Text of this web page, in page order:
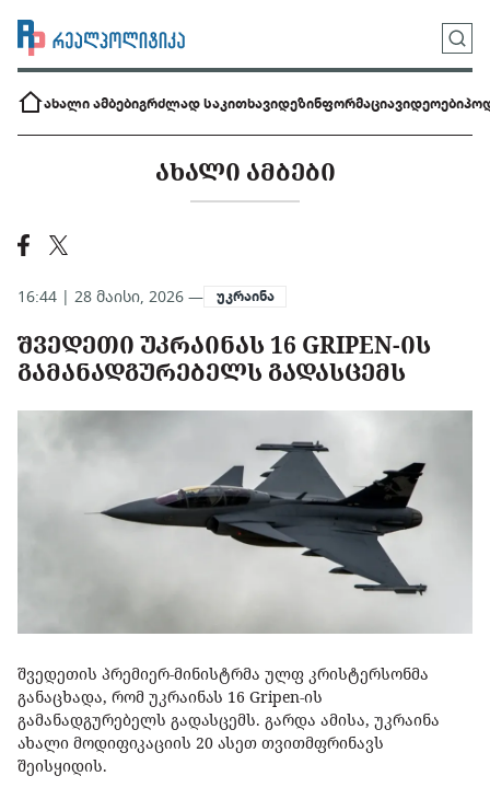
ახალი ამბებიგრძლად საკითხავიდეზინფორმაციავიდეოები
ᲐᲮᲐᲚᲘ ᲐᲛᲑᲔᲑᲘ
16:44 | 28 მაისი, 2026 — უკრაინა
ᲨᲕᲔᲓᲔᲗᲘ ᲣᲙᲠᲐᲘᲜᲐᲡ 16 GRIPEN-ᲘᲡ
ᲒᲐᲛᲐᲜᲐᲓᲒᲣᲠᲔᲑᲔᲚᲡ ᲒᲐᲓᲐᲡᲪᲔᲛᲡ
შვედეთის პრემიერ-მინისტრმა ულფ კრისტერსონმა
განაცხადა, რომ უკრაინას 16 Gripen-ის
გამანადგურებელს გადასცემს. გარდა ამისა, უკრაინა
ახალი მოდიფიკაციის 20 ასეთ თვითმფრინავს
შეისყიდის.